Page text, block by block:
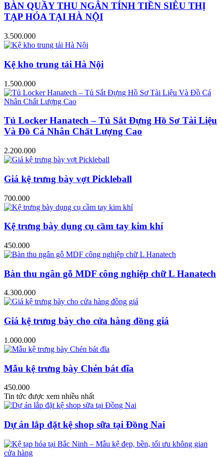
BÀN QUẦY THU NGÂN TÍNH TIỀN SIÊU THỊ
TẠP HÓA TẠI HÀ NỘI
3.500.000
Kệ kho trung tải Hà Nội
1.500.000
Tủ Locker Hanatech – Tủ Sắt Đựng Hồ Sơ Tài Liệu
Và Đồ Cá Nhân Chất Lượng Cao
2.200.000
Giá kệ trưng bày vợt Pickleball
700.000
Kệ trưng bày dụng cụ cầm tay kim khí
450.000
Bàn thu ngân gỗ MDF công nghiệp chữ L Hanatech
4.300.000
Giá kệ trưng bày cho cửa hàng đồng giá
1.000.000
Mẫu kệ trưng bày Chén bát đĩa
450.000
Tin tức được xem nhiều nhất
Dự án lắp đặt kệ shop sữa tại Đồng Nai